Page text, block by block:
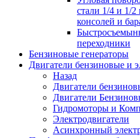
стали 1/4 и 1/2
консолей и
переходники
Бензиновые генераторы
Двигатели бензиновые и
Назад
Двигатели
Двигатели
Гидромоторы и
Электродвигатели
Асинхронный